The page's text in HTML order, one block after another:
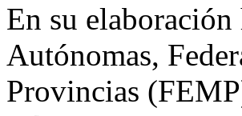
En su
Autónomas,
Provincias